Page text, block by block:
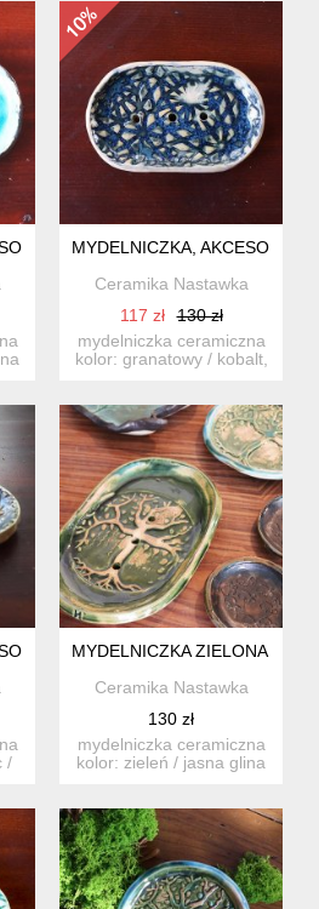
DO ŁAZIENKI, CERAMICZNA,
MYDELNICZKA, AKCESORIA
Ceramika Nastawka
117 zł
130 zł
mydelniczka ceramiczna
kolor: granatowy / kobalt,
DO ŁAZIENKI, CERAMICZNA,
/
MYDELNICZKA ZIELONA
Ceramika Nastawka
130 zł
mydelniczka ceramiczna
kolor: zieleń / jasna glina